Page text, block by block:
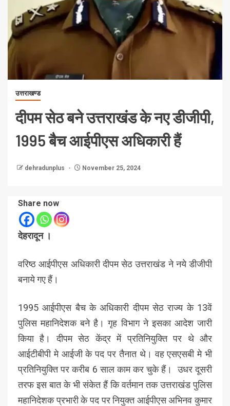
उत्तराखण्ड
दीपम सेठ बने उत्तराखंड के नए डीजीपी,
1995 बैच आईपीएस अधिकारी हैं
dehradunplus November 25, 2024
Share now
देहरादून ।
वरिष्ठ आईपीएस अधिकारी दीपम सेठ उत्तराखंड ने नये डीजीपी
बनाये गए हैं।
1995 आईपीएस बैच के अधिकारी दीपम सेठ राज्य के 13वें
पुलिस महानिदेशक बने है। गृह विभाग ने इसका आदेश जारी
किया है। दीपम सेठ केंद्र में प्रतिनियुक्ति पर थे और
आईटीबीपी मे आईजी के पद पर तैनात थे। वह एसएसबी मे भी
प्रतिनियुक्ति पर करीब 6 साल काम कर चुके हैं। उधर दूसरी
तरफ इस बात के भी संकेत हैं कि वर्तमान तक उत्तराखंड पुलिस
महानिदेशक प्रभारी के पद पर नियुक्त आईपीएस अभिनव कुमार